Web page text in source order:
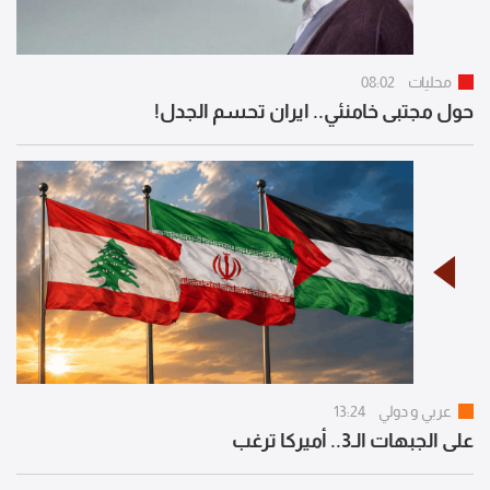
محليات 08:02
حول مجتبى خامنئي.. ايران تحسم الجدل!
عربي و دولي 13:24
على الجبهات الـ3.. أميركا ترغب